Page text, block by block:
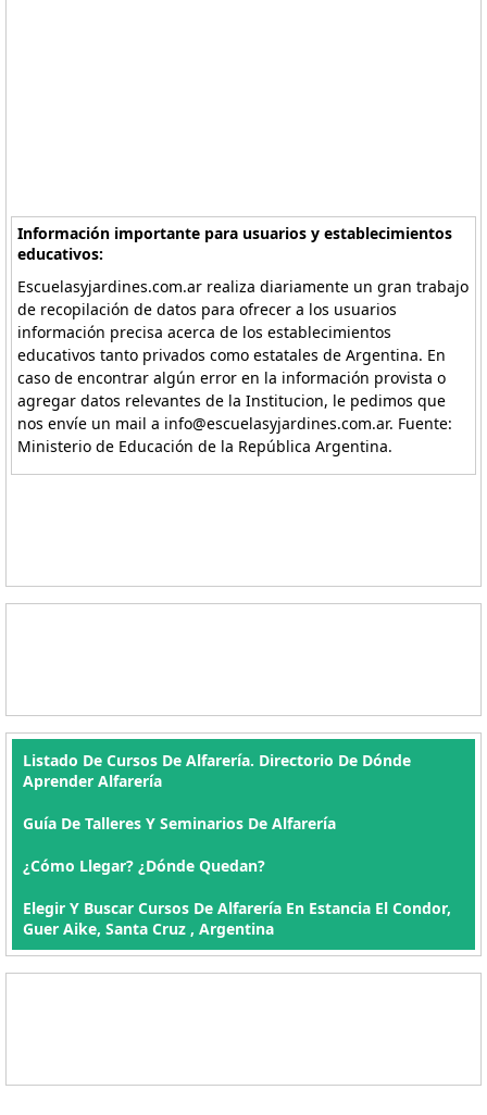
Información importante para usuarios y establecimientos
educativos:
Escuelasyjardines.com.ar realiza diariamente un gran trabajo
de recopilación de datos para ofrecer a los usuarios
información precisa acerca de los establecimientos
educativos tanto privados como estatales de Argentina. En
caso de encontrar algún error en la información provista o
agregar datos relevantes de la Institucion, le pedimos que
nos envíe un mail a info@escuelasyjardines.com.ar. Fuente:
Ministerio de Educación de la República Argentina.
Listado De Cursos De Alfarería. Directorio De Dónde
Aprender Alfarería
Guía De Talleres Y Seminarios De Alfarería
¿Cómo Llegar? ¿Dónde Quedan?
Elegir Y Buscar Cursos De Alfarería En Estancia El Condor,
Guer Aike, Santa Cruz , Argentina